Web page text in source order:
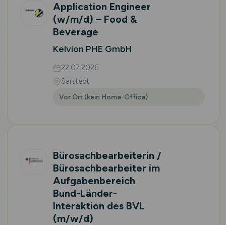
Application Engineer
(w/m/d) – Food &
Beverage
Kelvion PHE GmbH
22.07.2026
Sarstedt
Vor Ort (kein Home-Office)
Bürosachbearbeiterin /
Bürosachbearbeiter im
Aufgaben­bereich
Bund-Länder-
Interaktion des BVL
(m/w/d)